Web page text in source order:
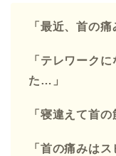
「最近、首の
「テレワーク
た…」
「寝違えて首
「首の痛みは